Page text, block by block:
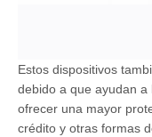
Estos dispositivos
debido a que ayudan
ofrecer una mayor
crédito y otras formas